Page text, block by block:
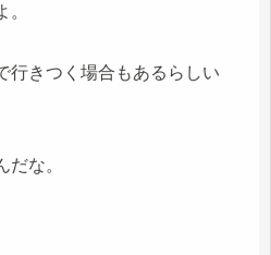
行きつく場合もあるらしい
だな。